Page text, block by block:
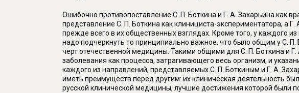
Ошибочно противопоставление С. П. Боткина и Г. А. Захарьина как
представление С. П. Боткина как клинициста-экспериментатора, а
прежде всего в их общественных взглядах. Кроме того, у каждого
надо подчеркнуть то принципиально важное, что было общим у С.
черт отечественной медицины. Такими общими для С. П. Боткина и
заболевания как процесса, затрагивающего весь организм, и
каждого из направлений, представляемых С. П. Боткиным и Г. А.
иметь преимуществ перед другим: их клиническая деятельность
русской клинической медицины, лучшие достижения которой были